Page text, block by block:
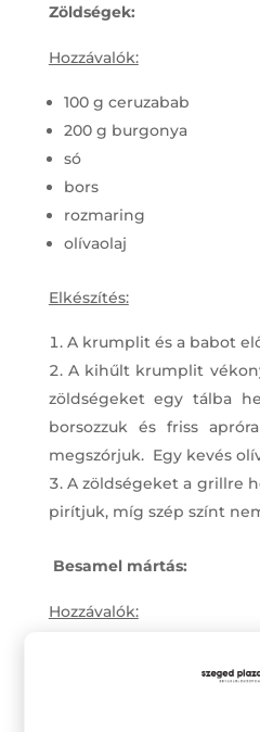
Zöldségek:
Hozzávalók:
100 g ceruzabab
200 g burgonya
só
bors
rozmaring
olívaolaj
Elkészítés:
A krumplit és a babot
A kihűlt krumplit
zöldségeket egy tálba
borsozzuk és friss
megszórjuk. Egy kevés
A zöldségeket a grillre
pirítjuk, míg szép színt
Besamel mártás:
Hozzávalók: